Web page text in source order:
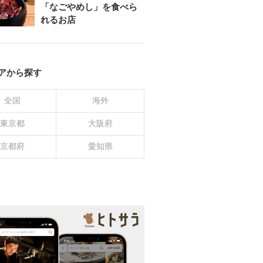
「なごやめし」を食べら
れるお店
から探す
全国 海外
東京都 大阪府
京都府 愛知県